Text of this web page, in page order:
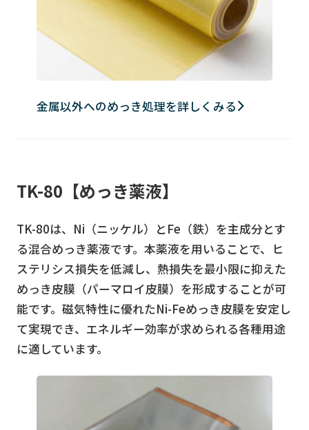
金属以外へのめっき処理を詳しくみる
TK-80【めっき薬液】
TK-80は、Ni（ニッケル）とFe（鉄）を主成分とす
る混合めっき薬液です。本薬液を用いることで、ヒ
ステリシス損失を低減し、熱損失を最小限に抑えた
めっき皮膜（パーマロイ皮膜）を形成することが可
能です。磁気特性に優れたNi-Feめっき皮膜を安定し
て実現でき、エネルギー効率が求められる各種用途
に適しています。